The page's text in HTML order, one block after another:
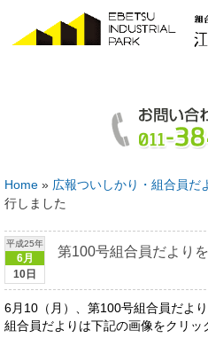
Home » 広報ついしかり・組合員だ
行しました
平成25年
6月
10日
第100号組合員だより
6月10（月）、第100号組合員だより
組合員だよりは下記の画像をクリッ